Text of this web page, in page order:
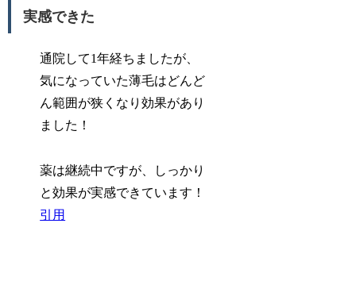
実感できた
通院して1年経ちましたが、
気になっていた薄毛はどんど
ん範囲が狭くなり効果があり
ました！
薬は継続中ですが、しっかり
と効果が実感できています！
引用